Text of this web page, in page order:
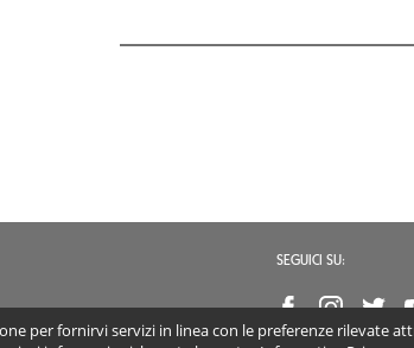
SEGUICI SU:
per fornirvi servizi in linea con le preferenze rilevate